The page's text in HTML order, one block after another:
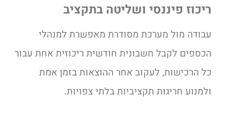
ריכוז פיננסי ושליטה בתקציב
עבודה מול מערכת מסודרת מאפשרת למנהלי
הכספים לקבל חשבונית חודשית ריכוזית אחת עבור
כל הרכישות, לעקוב אחר ההוצאות בזמן אמת
ולמנוע חריגות תקציביות בלתי צפויות.